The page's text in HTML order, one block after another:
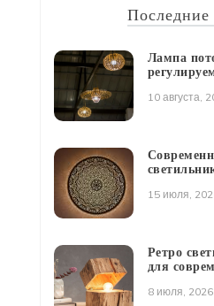
Последние
Лампа
10 августа,
15 июля,
Ретро
для
8 июля, 2026